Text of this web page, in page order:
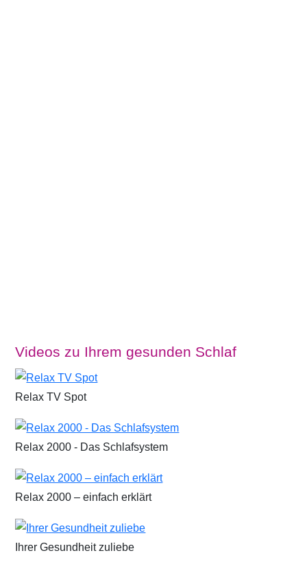
Videos zu Ihrem gesunden Schlaf
Relax TV Spot
Relax 2000 - Das Schlafsystem
Relax 2000 – einfach erklärt
Ihrer Gesundheit zuliebe